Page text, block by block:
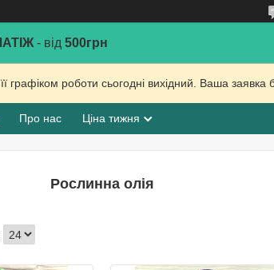
- від 500грн
роботи сьогодні вихідний. Ваша
Про нас Ціна тижня
Рослинна олія